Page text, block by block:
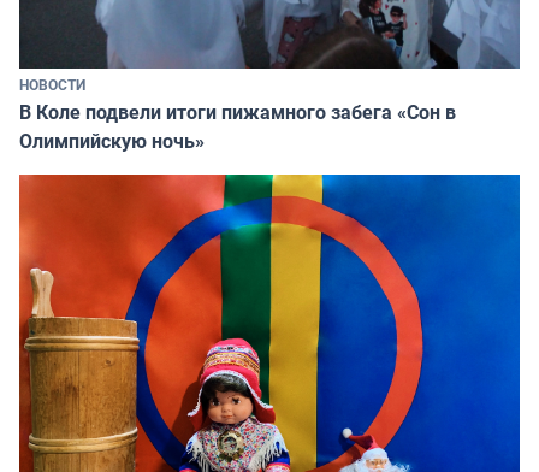
НОВОСТИ
В Коле подвели итоги пижамного забега «Сон в
Олимпийскую ночь»